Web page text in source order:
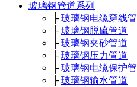
玻璃钢管道系列
├玻璃钢电缆穿线管
├玻璃钢脱硫管道
├玻璃钢夹砂管道
├玻璃钢压力管道
├玻璃钢电缆保护管
├玻璃钢输水管道